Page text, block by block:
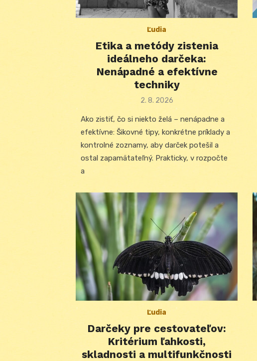
Ľudia
Etika a metódy zistenia
ideálneho darčeka:
Nenápadné a efektívne
techniky
Posted
2. 8. 2026
Ako zistiť, čo si niekto želá – nenápadne a
efektívne: Šikovné tipy, konkrétne príklady a
kontrolné zoznamy, aby darček potešil a
ostal zapamätateľný. Prakticky, v rozpočte
a
Ľudia
Darčeky pre cestovateľov:
Kritérium ľahkosti,
skladnosti a multifunkčnosti